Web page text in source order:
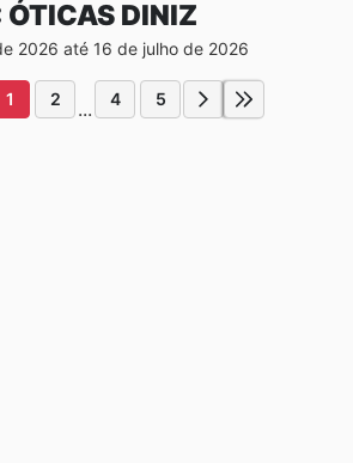
ÓTICAS DINIZ
2026 até 16 de julho de 2026
1 2 ... 4 5